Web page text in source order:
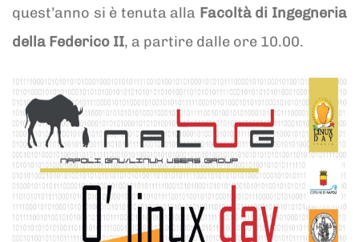
quest’anno si è tenuta alla Facoltà di Ingegneria
della Federico II, a partire dalle ore 10.00.